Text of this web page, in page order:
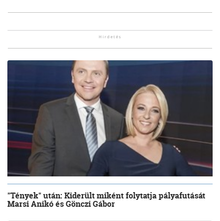
"Tények" után: Kiderült miként folytatja pályafutását
Marsi Anikó és Gönczi Gábor